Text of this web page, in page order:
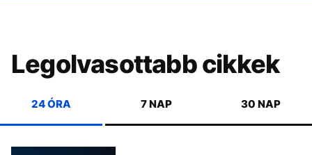
Legolvasottabb cikkek
24 ÓRA 7 NAP 30 NAP